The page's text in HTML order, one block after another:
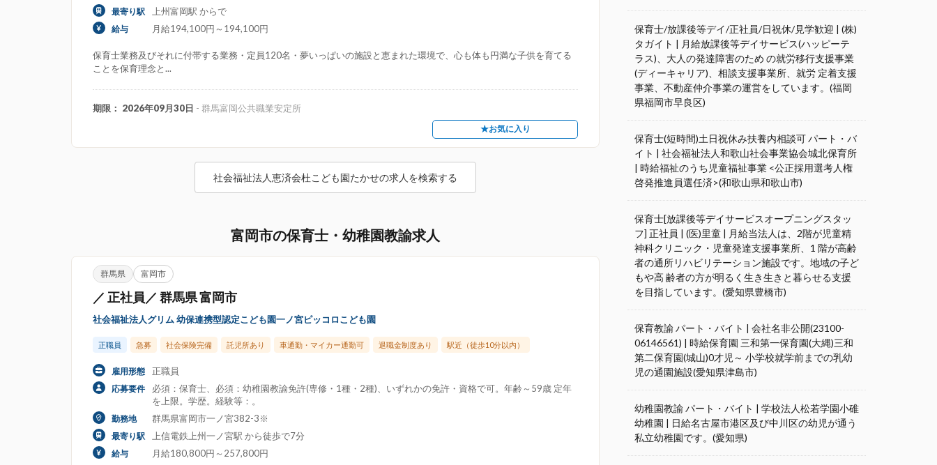
最寄り駅 上州富岡駅 からで
給与 月給194,100円～194,100円
保育士業務及びそれに付帯する業務・定員120名・夢いっぱいの施設と恵まれた環境で、心も体も円満な子供を育てる
ことを保育理念と...
期限： 2026年09月30日 - 群馬富岡公共職業安定所
★お気に入り
社会福祉法人恵済会杜こども園たかせの求人を検索する
富岡市の保育士・幼稚園教諭求人
群馬県 富岡市
／ 正社員／ 群馬県 富岡市
社会福祉法人グリム 幼保連携型認定こども園一ノ宮ピッコロこども園
正職員 急募 社会保険完備 託児所あり 車通勤・マイカー通勤可 退職金制度あり 駅近（徒歩10分以内）
雇用形態 正職員
応募要件
必須：保育士、必須：幼稚園教諭免許(専修・1種・2種)、いずれかの免許・資格で可。年齢～59歳 定年
を上限。学歴。経験等：。
勤務地 群馬県富岡市一ノ宮382-3※
最寄り駅 上信電鉄上州一ノ宮駅 から徒歩で7分
給与 月給180,800円～257,800円
保育士/放課後等デイ/正社員/日祝休/見学歓迎 | (株)
タガイト | 月給放課後等デイサービス(ハッピーテ
ラス)、大人の発達障害のため の就労移行支援事業
(ディーキャリア)、相談支援事業所、就労 定着支援
事業、不動産仲介事業の運営をしています。(福岡
県福岡市早良区)
保育士(短時間)土日祝休み扶養内相談可 パート・バ
イト | 社会福祉法人和歌山社会事業協会城北保育所
| 時給福祉のうち児童福祉事業 <公正採用選考人権
啓発推進員選任済>(和歌山県和歌山市)
保育士[放課後等デイサービスオープニングスタッ
フ] 正社員 | (医)里童 | 月給当法人は、2階が児童精
神科クリニック・児童発達支援事業所、1 階が高齢
者の通所リハビリテーション施設です。地域の子ど
もや高 齢者の方が明るく生き生きと暮らせる支援
を目指しています。(愛知県豊橋市)
保育教諭 パート・バイト | 会社名非公開(23100-
06146561) | 時給保育園 三和第一保育園(大縄)三和
第二保育園(城山)0才児～ 小学校就学前までの乳幼
児の通園施設(愛知県津島市)
幼稚園教諭 パート・バイト | 学校法人松若学園小碓
幼稚園 | 日給名古屋市港区及び中川区の幼児が通う
私立幼稚園です。(愛知県)